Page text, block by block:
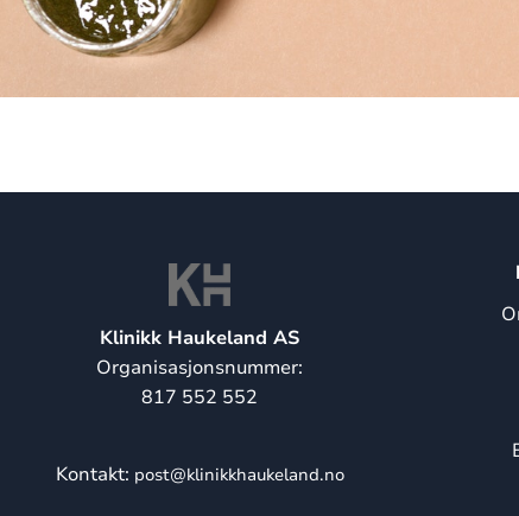
Klinikk Haukeland AS
Organisasjonsnummer:
817 552 552
Kontakt: post@klinikkhaukeland.no